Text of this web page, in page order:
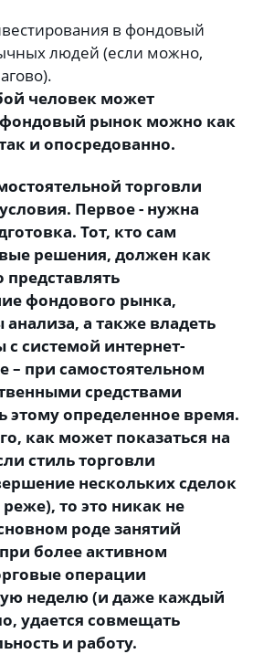
в фондовый
людей (если можно,
человек может
фондовый рынок можно как
и опосредованно.
торговли
Первое - нужна
Тот, кто сам
решения, должен как
фондового рынка,
а также владеть
системой интернет-
– при самостоятельном
средствами
этому определенное время.
как может показаться на
стиль торговли
нескольких сделок
то это никак не
роде занятий
более активном
операции
неделю (и даже каждый
удается совмещать
и работу.